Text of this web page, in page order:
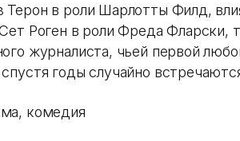
Терон в роли Шарлотты Филд,
Роген в роли Фреда Фларски,
журналиста, чьей первой
годы случайно
комедия